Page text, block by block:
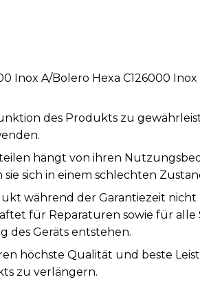
Inox A/Bolero Hexa C126000
des Produkts zu
hängt von ihren
sich in einem schlechten
während der Garantiezeit
für Reparaturen sowie für
des Geräts entstehen.
höchste Qualität und beste
zu verlängern.